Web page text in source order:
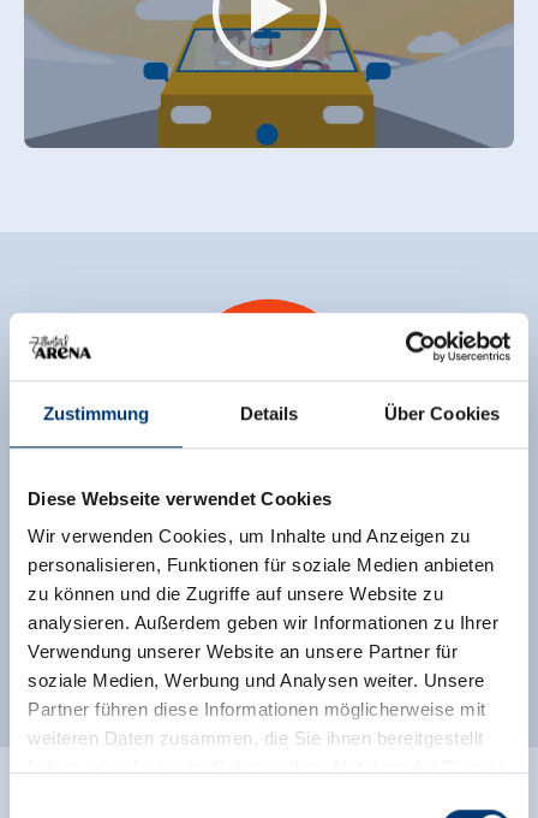
Zustimmung Details Über Cookies
Diese Webseite verwendet Cookies
Wir verwenden Cookies, um Inhalte und Anzeigen zu
personalisieren, Funktionen für soziale Medien anbieten
zu können und die Zugriffe auf unsere Website zu
analysieren. Außerdem geben wir Informationen zu Ihrer
Verwendung unserer Website an unsere Partner für
soziale Medien, Werbung und Analysen weiter. Unsere
Partner führen diese Informationen möglicherweise mit
weiteren Daten zusammen, die Sie ihnen bereitgestellt
150
Pisten
kilometer